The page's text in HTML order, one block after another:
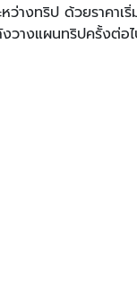
างทริป ด้วยราคาเ
างแผนทริปครั้งต่อไ